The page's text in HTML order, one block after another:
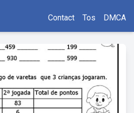
Contact Tos DMCA